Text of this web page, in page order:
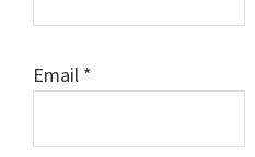
Email *